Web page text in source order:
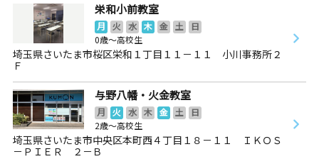
栄和小前教室
月 火 水 木 金 土
日
0歳～高校生
埼玉県さいたま市桜区栄和１丁目１１－１１ 小川事務所２
Ｆ
与野八幡・火金教室
月 火 水 木 金 土
日
2歳～高校生
埼玉県さいたま市中央区本町西４丁目１８－１１ ＩＫＯＳ
－ＰＩＥＲ ２－Ｂ